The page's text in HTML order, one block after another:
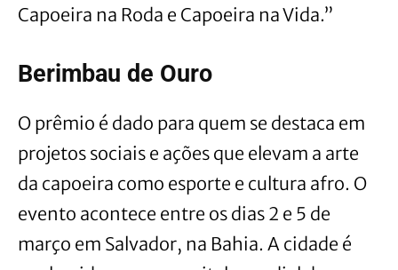
Capoeira na Roda e Capoeira na Vida.”
Berimbau de Ouro
O prêmio é dado para quem se destaca em
projetos sociais e ações que elevam a arte
da capoeira como esporte e cultura afro. O
evento acontece entre os dias 2 e 5 de
março em Salvador, na Bahia. A cidade é